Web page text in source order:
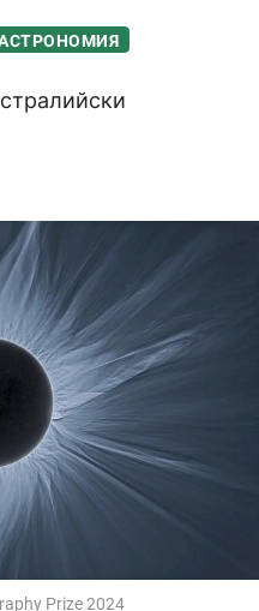
Prize 2024